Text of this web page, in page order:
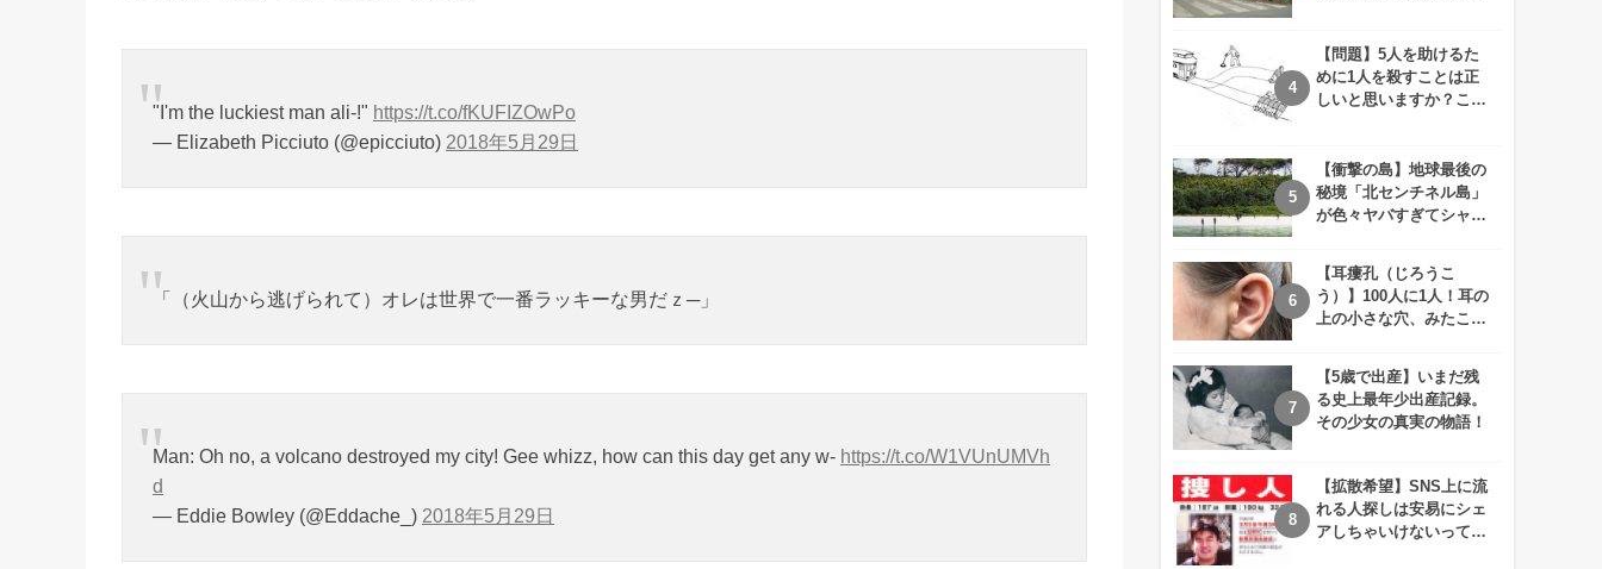
"I'm the luckiest man ali-!" https://t.co/fKUFIZOwPo
— Elizabeth Picciuto (@epicciuto) 2018年5月29日
「（火山から逃げられて）オレは世界で一番ラッキーな男だｚ─」
Man: Oh no, a volcano destroyed my city! Gee whizz, how can this day get any w- https://t.co/W1VUnUMVh
d
— Eddie Bowley (@Eddache_) 2018年5月29日
【問題】5人を助けるた
めに1人を殺すことは正
しいと思いますか？この
【衝撃の島】地球最後の
秘境「北センチネル島」
が色々ヤバすぎてシャレ
【耳瘻孔（じろうこ
う）】100人に1人！耳の
上の小さな穴、みたこと
【5歳で出産】いまだ残
る史上最年少出産記録。
その少女の真実の物語！
【拡散希望】SNS上に流
れる人探しは安易にシェ
アしちゃいけないって知